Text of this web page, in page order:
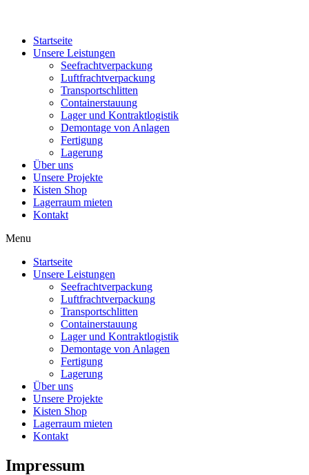
Startseite
Unsere Leistungen
Seefrachtverpackung
Luftfrachtverpackung
Transportschlitten
Containerstauung
Lager und Kontraktlogistik
Demontage von Anlagen
Fertigung
Lagerung
Über uns
Unsere Projekte
Kisten Shop
Lagerraum mieten
Kontakt
Menu
Startseite
Unsere Leistungen
Seefrachtverpackung
Luftfrachtverpackung
Transportschlitten
Containerstauung
Lager und Kontraktlogistik
Demontage von Anlagen
Fertigung
Lagerung
Über uns
Unsere Projekte
Kisten Shop
Lagerraum mieten
Kontakt
Impressum